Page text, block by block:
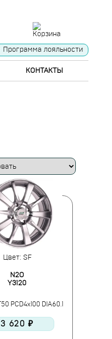
Программа лояльности
КОНТАКТЫ
Цвет: SF
N2O
Y3120
PCD4x100 DIA60.1
3 620 ₽